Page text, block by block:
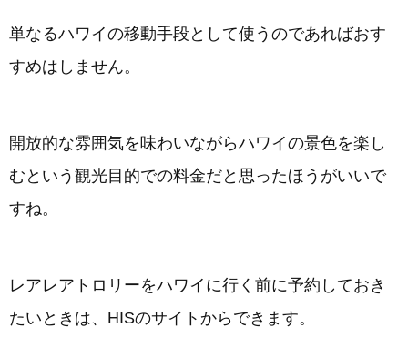
単なるハワイの移動手段として使うのであればおす
すめはしません。
開放的な雰囲気を味わいながらハワイの景色を楽し
むという観光目的での料金だと思ったほうがいいで
すね。
レアレアトロリーをハワイに行く前に予約しておき
たいときは、HISのサイトからできます。